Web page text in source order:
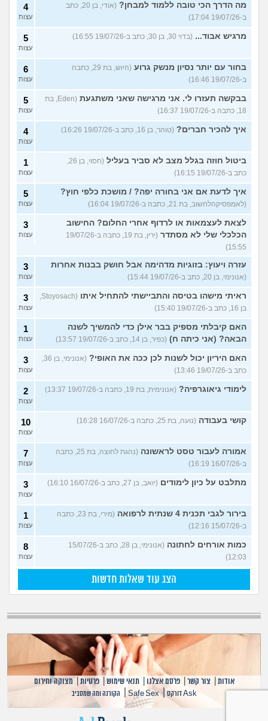
מה הדרך הכי טובה ללמוד למבחן?
(אודי, בן 20, כתב
ב-19/07/26 17:04)
4
עצות
מרגיש אבוד... (בדוי 30, בן 30, כתב ב-19/07/26 16:55) 5
עצות
בחור עם יותר נסיון מנשק גרוע
(היוש, בת 29, כתבה
ב-19/07/26 16:46)
6
עצות
בבקשה תעזרו לי. אני מרגישה שאני משתגעת
(Eden, בת
18, כתבה ב-19/07/26 16:37)
5
עצות
איך להכיר חברים? (טוהר, בן 16, כתב ב-19/07/26 16:26) 4
עצות
ביטול חוזה בגלל מצב לא סביר בעליל
(חסוי, בן 26,
כתב ב-19/07/26 16:15)
1
עצות
איך לדעת אם אני בחורה יפה? / מושכת כלפי חוץ?
(לאמפסיקהלחשוב, בת 21, כתבה ב-19/07/26 16:04)
5
עצות
לצאת לעצמאות או לרדוף אחרי החלום? החישוב
הכלכלי שלי לא מסתדר
(ירין, בת 19, כתבה ב-19/07/26
15:55)
3
עצות
עזרה ויעוץ: בזוגיות מדהימה אבל חושק בבנות אחרות
(אנונימי, בן 20, כתב ב-19/07/26 15:44)
3
עצות
ראיתי מישהו בטיסה והתביישתי להתחיל איתו
(Stoyosach,
בן 16, כתב ב-19/07/26 15:40)
3
עצות
האם קיבלתי מספיק בבר אילן כדי להמשיך לשנה
הבאה? (אני כיתה ח) (כפיר, בן 14, כתב ב-19/07/26 13:57)
1
עצות
האם היריון יכול לשנות לכן ככה את האופי?
(אנונימי, בן 36,
כתב ב-19/07/26 13:46)
3
עצות
לימודי גיאוגרפיה? (אנונימית, בת 19, כתבה ב-19/07/26 13:37) 2
עצות
קושי בעבודה (נועה, בת 25, כתבה ב-16/07/26 16:28) 10
עצות
אמורה לעבור טסט לראשונה
(נהגת לחוצה, בת 25, כתבה
ב-16/07/26 16:19)
7
עצות
מתלבט על כיון לימודים (יואב, בן 27, כתב ב-16/07/26 16:10) 3
עצות
בירור לגבי תכנית 4 שנתית לרפואה
(מירי, בת 23, כתבה
ב-15/07/26 12:16)
1
עצות
כמות אורחים לחתונה
(אנונימי, בן 28, כתב ב-15/07/26
12:03)
8
עצות
הצג עוד שאלות חדשות
אודות צור קשר |פרסם אצלנו |תנאי שימוש |פרטיות |מצוקה וחירום
Ask דורקס |
Safe Sex
| הקורנה ומה שמסביב